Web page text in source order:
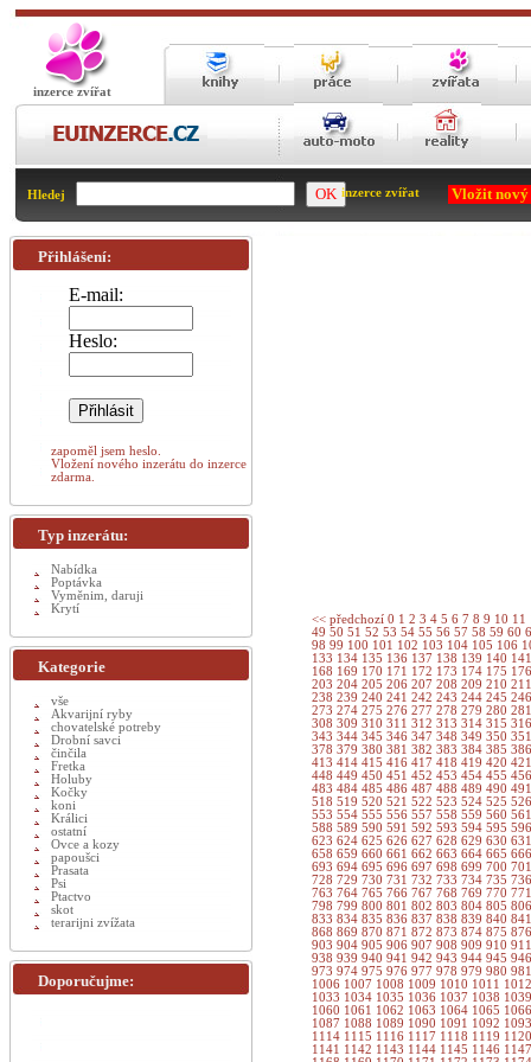
inzerce zvířat
Hledej inzerce zvířat Vložit
<< předchozí 0 1 2 3 4 5 6 7 8 9 10 11
49 50 51 52 53 54 55 56 57 58 59 60
98 99 100 101 102 103 104 105 106
133 134 135 136 137 138 139 140
168 169 170 171 172 173 174 175
203 204 205 206 207 208 209 210
238 239 240 241 242 243 244 245
273 274 275 276 277 278 279 280
308 309 310 311 312 313 314 315
343 344 345 346 347 348 349 350
378 379 380 381 382 383 384 385
413 414 415 416 417 418 419 420
448 449 450 451 452 453 454 455
483 484 485 486 487 488 489 490
518 519 520 521 522 523 524 525
553 554 555 556 557 558 559 560
588 589 590 591 592 593 594 595
623 624 625 626 627 628 629 630
658 659 660 661 662 663 664 665
693 694 695 696 697 698 699 700
728 729 730 731 732 733 734 735
763 764 765 766 767 768 769 770
798 799 800 801 802 803 804 805
833 834 835 836 837 838 839 840
868 869 870 871 872 873 874 875
903 904 905 906 907 908 909 910
938 939 940 941 942 943 944 945
973 974 975 976 977 978 979 980
1006 1007 1008 1009 1010 1011
1033 1034 1035 1036 1037 1038
1060 1061 1062 1063 1064 1065
1087 1088 1089 1090 1091 1092
1114 1115 1116 1117 1118 1119
1141 1142 1143 1144 1145 1146
Přihlášení:
E-mail:
Heslo:
zapoměl jsem heslo.
Vložení nového inzerátu do inzerce
zdarma.
Typ inzerátu:
Nabídka
Poptávka
Vyměnim, daruji
Krytí
Kategorie
vše
Akvarijní ryby
chovatelské potreby
Drobní savci
činčila
Fretka
Holuby
Kočky
koni
Králici
ostatní
Ovce a kozy
papoušci
Prasata
Psi
Ptactvo
skot
terarijni zvížata
Doporučujme: